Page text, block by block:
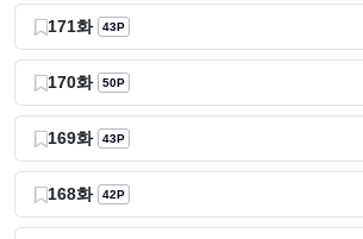
171화 43P
170화 50P
169화 43P
168화 42P